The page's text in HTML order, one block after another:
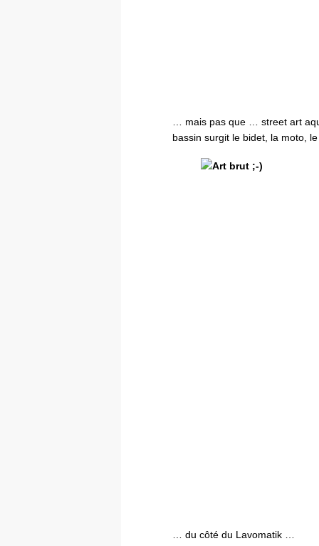
… mais pas que … street art
bassin surgit le bidet, la moto,
… du côté du Lavomatik …